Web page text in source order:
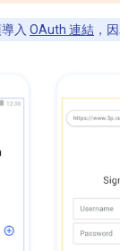
入 OAuth 連結 ，